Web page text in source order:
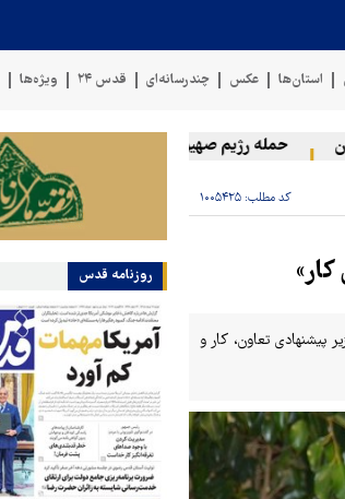
استان‌ها عکس چندرسانه‌ای قدس ۲۴ ویژه‌ها
حمله رژیم صهیونیستی به دو منطقه در لبنان
کد مطلب: ۱۰۰۵۴۲۵
تعاون، کار و
روزنامه قدس